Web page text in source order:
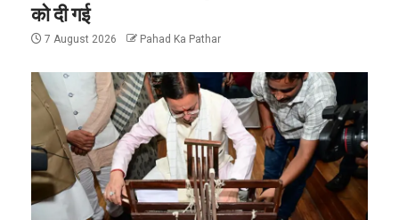
को दी गई
7 August 2026 Pahad Ka Pathar